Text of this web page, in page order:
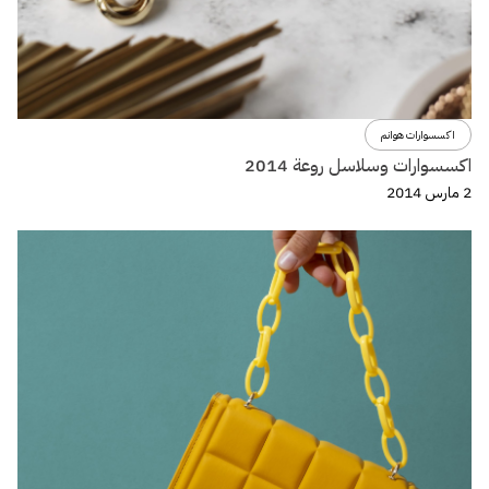
اكسسوارات هوانم
اكسسوارات وسلاسل روعة 2014
2 مارس 2014